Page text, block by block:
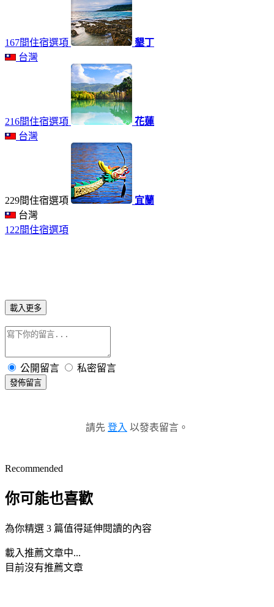
167間住宿選項
墾丁
台灣
216間住宿選項
花蓮
台灣
229間住宿選項
宜蘭
台灣
122間住宿選項
載入更多
公開留言 私密留言
發佈留言
請先 登入 以發表留言。
Recommended
你可能也喜歡
為你精選 3 篇值得延伸閱讀的內容
載入推薦文章中...
目前沒有推薦文章